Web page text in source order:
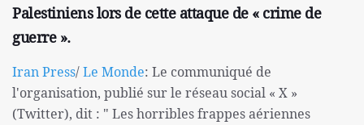
Palestiniens lors de cette attaque de « crime de
guerre ».
Iran Press/Le Monde: Le communiqué de
l'organisation, publié sur le réseau social « X »
(Twitter), dit : " Les horribles frappes aériennes